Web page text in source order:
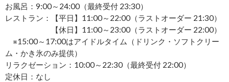
お風呂：9:00～24:00（最終受付 23:30）
レストラン：【平日】11:00～22:00（ラストオーダー 21:30）
【休日】11:00～23:00（ラストオーダー 22:00）
※15:00～17:00はアイドルタイム（ドリンク・ソフトクリー
ム・かき氷のみ提供）
リラクゼーション：10:00～22:30（最終受付 22:00）
定休日：なし